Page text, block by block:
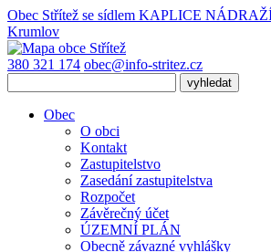
Obec Střítež se sídlem KAPLICE
Krumlov
380 321 174 obec@info-stritez.cz
Obec
O obci
Kontakt
Zastupitelstvo
Zasedání zastupitelstva
Rozpočet
Závěrečný účet
ÚZEMNÍ PLÁN
Obecně závazné vyhlášky